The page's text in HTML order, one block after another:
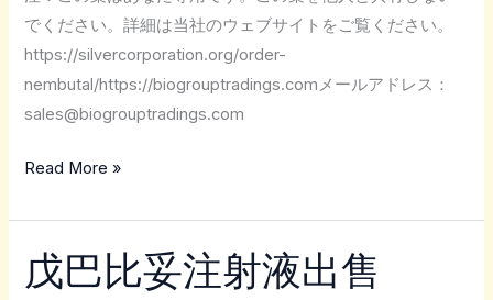
でください。詳細は当社のウェブサイトをご覧ください。
https://silvercorporation.org/order-
nembutal/https://biogrouptradings.comメールアドレス：
sales@biogrouptradings.com
Read More »
戊巴比妥注射液出售
戊
巴